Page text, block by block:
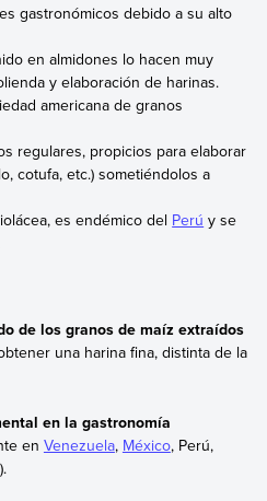
gastronómicos debido a su alto
en almidones lo hacen muy
y elaboración de harinas.
americana de granos
regulares, propicios para elaborar
cotufa, etc.) sometiéndolos a
es endémico del Perú y se
de los granos de maíz extraídos
una harina fina, distinta de la
en la gastronomía
en Venezuela, México, Perú,
).